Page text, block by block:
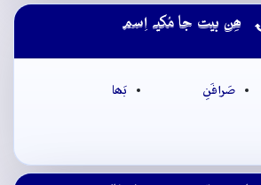
ھِن بيت جا مُکيہ اِسم
صَرافَنِ
بَھا